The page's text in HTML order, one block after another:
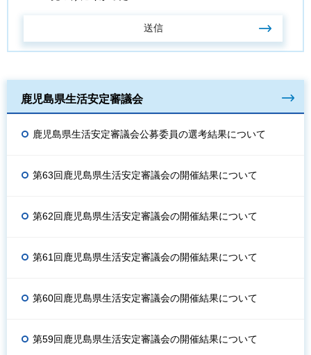
鹿児島県生活安定審議会
鹿児島県生活安定審議会公募委員の選考結果について
第63回鹿児島県生活安定審議会の開催結果について
第62回鹿児島県生活安定審議会の開催結果について
第61回鹿児島県生活安定審議会の開催結果について
第60回鹿児島県生活安定審議会の開催結果について
第59回鹿児島県生活安定審議会の開催結果について